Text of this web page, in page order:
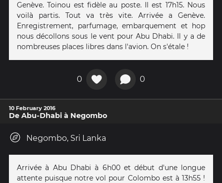
Genève. Toinou est fidèle au poste. Il est 17h15. Nous
voilà partis. Tout va très vite. Arrivée a Genève.
Enregistrement, parfumage, embarquement et hop
nous décollons sous le vent pour Abu Dhabi. Il y a de
nombreuses places libres dans l'avion. On s'étale !
0 0
10 February 2016
De Abu-Dhabi à Negombo
Negombo, Sri Lanka
Arrivée à Abu Dhabi à 6h00 et début d'une longue
attente puisque notre vol pour Colombo est à 13h55 !